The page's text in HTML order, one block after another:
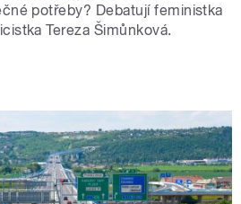
potřeby? Debatují feministka
Tereza Šimůnková.